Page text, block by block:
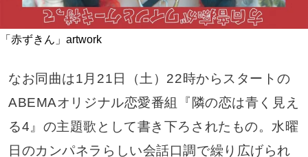
「赤ずきん」artwork
なお同曲は1月21日（土）22時からスタートの
ABEMAオリジナル恋愛番組『隣の恋は青く見え
る4』の主題歌として書き下ろされたもの。水曜
日のカンパネラらしい会話口調で繰り広げられ